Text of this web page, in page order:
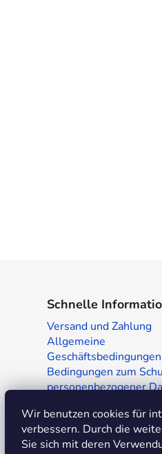
Wir benutzen cookies für
verbessern. Durch die
Sie sich mit deren
Schnelle
Versand und Zahlung
Allgemeine
Geschäftsbedingungen
Bedingungen zum
personenbezogener
Kontakte